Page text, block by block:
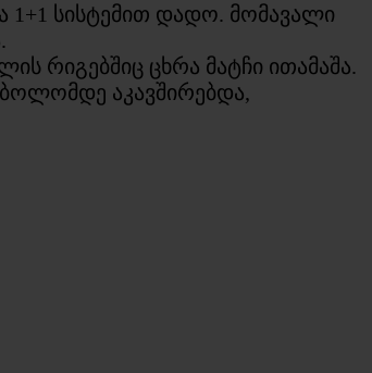
1+1 სისტემით დადო. მომავალი
რიგებშიც ცხრა მატჩი ითამაშა.
აკავშირებდა,